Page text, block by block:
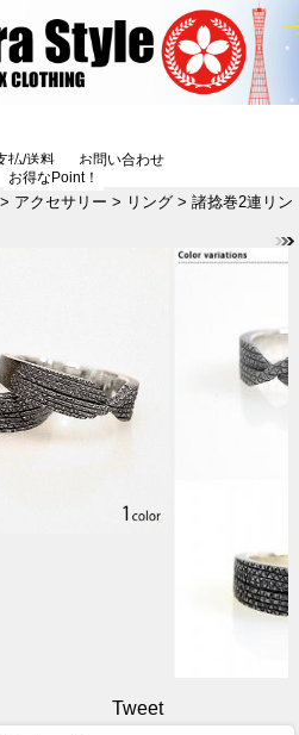
払/送料
お問い合わせ
お得なPoint！
> アクセサリー > リング > 諸捻巻2連リン
Tweet